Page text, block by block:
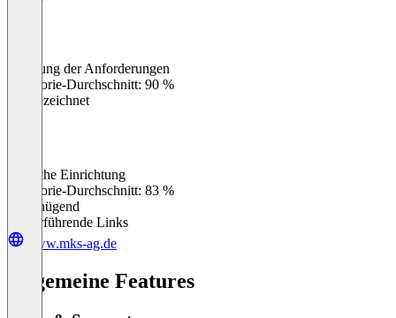
Erfüllung der Anforderungen
Kategorie-Durchschnitt: 90 %
Ausgezeichnet
Einfache Einrichtung
Kategorie-Durchschnitt: 83 %
Ungenügend
Weiterführende Links
www.mks-ag.de
Allgemeine Features